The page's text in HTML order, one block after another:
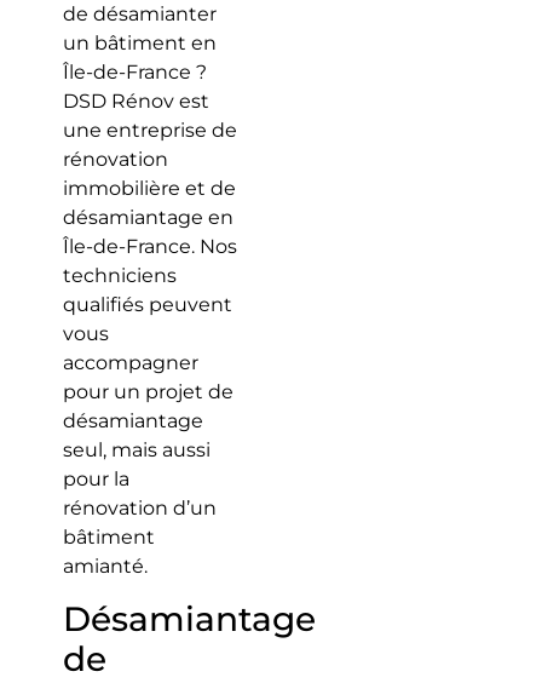
de désamianter
un bâtiment en
Île-de-France ?
DSD Rénov est
une entreprise de
rénovation
immobilière et de
désamiantage en
Île-de-France. Nos
techniciens
qualifiés peuvent
vous
accompagner
pour un projet de
désamiantage
seul, mais aussi
pour la
rénovation d’un
bâtiment
amianté.
Désamiantage
de